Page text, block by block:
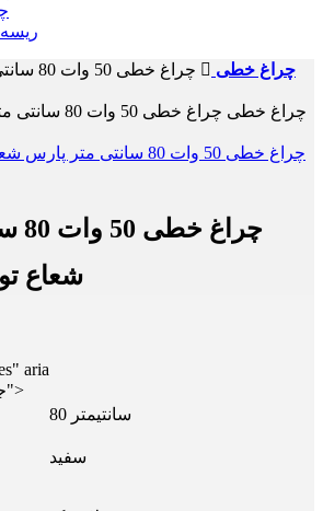
چراغ خطی
چراغ
شعاع
aria
label="جزئیات محصول">
80 سانتیمتر
سفید